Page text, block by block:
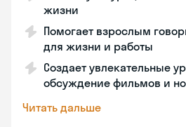
жизни
Помогает взрослым
для жизни и работы
Создает увлекательные
обсуждение фильмов и
Читать дальше